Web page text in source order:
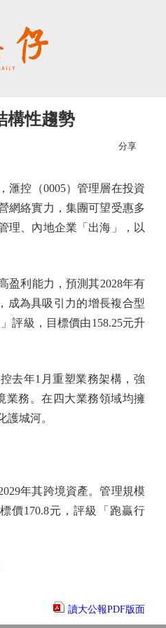
構性趨勢
分享
控（0005）管理層在投資
網絡實力，集團可望受惠多
理、內地企業「出海」，以
利能力，預測其2028年有
成為具吸引力的增長複合型
評級，目標價由158.25元升
年1月重塑業務架構，強
業務。在四大業務領域均擁
護城河。
年其跨境資產。管理規模
價170.8元，評級「跑贏行
讀大公報PDF版面